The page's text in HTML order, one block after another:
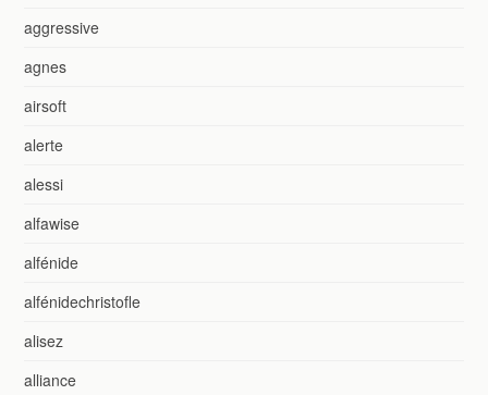
aggressive
agnes
airsoft
alerte
alessi
alfawise
alfénide
alfénidechristofle
alisez
alliance